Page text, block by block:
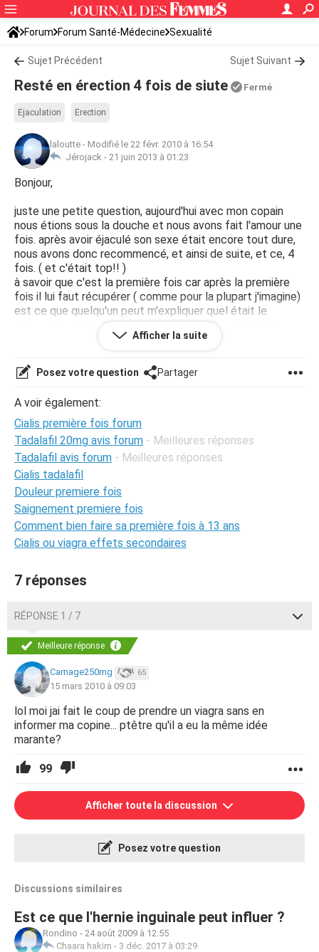
Forum Forum Santé-Médecine Sexualité
Sujet Précédent Sujet Suivant
Resté en érection 4 fois de siute Fermé
Ejaculation Erection
laloutte - Modifié le 22 févr. 2010 à 16:54
Jérojack - 21 juin 2013 à 01:23
Bonjour,
juste une petite question, aujourd'hui avec mon copain
nous étions sous la douche et nous avons fait l'amour une
fois. après avoir éjaculé son sexe était encore tout dure,
nous avons donc recommencé, et ainsi de suite, et ce, 4
fois. ( et c'était top!! )
à savoir que c'est la première fois car après la première
fois il lui faut récupérer ( comme pour la plupart j'imagine)
est ce que quelqu'un peut m'expliquer quel était le
phénomène ? il me dis que c'était peut être de la fatigue
mais j'aurais pensé que ça aurait été le contraire dans ce
je vous remercie, car ça m'intrigue vraiment ! et si c'est du
à quelque chose, j'aimerais bien le savoir :)
merci à tous.
Afficher la suite
Posez votre question Partager
A voir également:
Cialis première fois forum
Tadalafil 20mg avis forum - Meilleures réponses
Tadalafil avis forum - Meilleures réponses
Cialis tadalafil
Douleur premiere fois
Saignement premiere fois
Comment bien faire sa première fois à 13 ans
Cialis ou viagra effets secondaires
7 réponses
RÉPONSE 1 / 7
Meilleure réponse
Carnage250mg 65
15 mars 2010 à 09:03
lol moi jai fait le coup de prendre un viagra sans en
informer ma copine... ptêtre qu'il a eu la même idée
marante?
99
Afficher toute la discussion
Posez votre question
Discussions similaires
Est ce que l'hernie inguinale peut influer ?
Rondino - 24 août 2009 à 12:55
Chaara hakim - 3 déc. 2017 à 03:29